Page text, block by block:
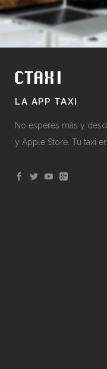
LA APP TAXI
No esperes más y
y Apple Store. Tu taxi